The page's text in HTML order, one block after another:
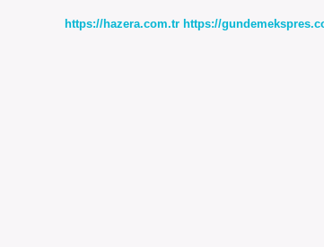
https://hazera.com.tr https://